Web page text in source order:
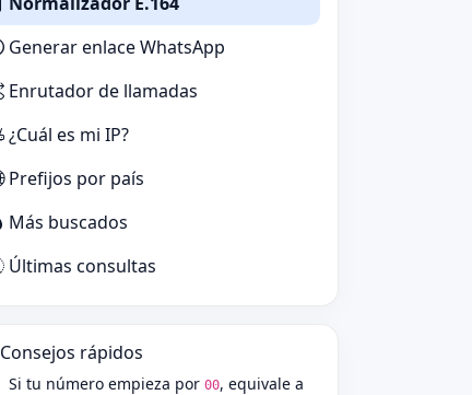
Generar enlace WhatsApp
Enrutador de llamadas
¿Cuál es mi IP?
Prefijos por país
Más buscados
Últimas consultas
Consejos rápidos
Si tu número empieza por00, equivale a